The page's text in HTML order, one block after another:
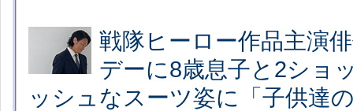
戦隊ヒーロー作品主演
デーに8歳息子と2シ
ッシュなスーツ姿に「子供達